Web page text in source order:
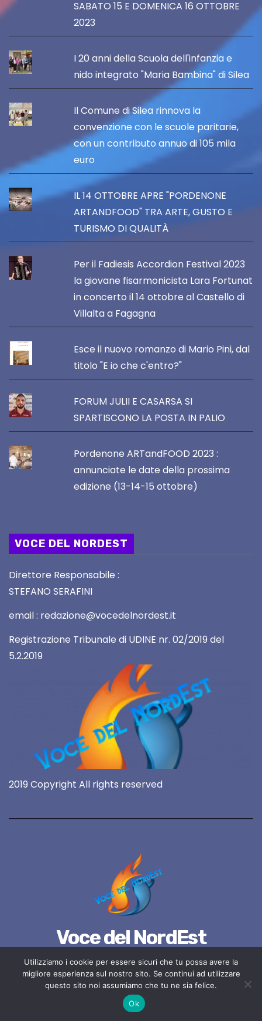
SABATO 15 E DOMENICA 16 OTTOBRE
2023
I 20 anni della Scuola dell'infanzia e
nido integrato "Maria Bambina" di Silea
Il Comune di Silea rinnova la
convenzione con le scuole paritarie,
con un contributo annuo di 105 mila
euro
IL 14 OTTOBRE APRE "PORDENONE
ARTANDFOOD" TRA ARTE, GUSTO E
TURISMO DI QUALITÀ
Per il Fadiesis Accordion Festival 2023
la giovane fisarmonicista Lara Fortunat
in concerto il 14 ottobre al Castello di
Villalta a Fagagna
Esce il nuovo romanzo di Mario Pini, dal
titolo "E io che c'entro?"
FORUM JULII E CASARSA SI
SPARTISCONO LA POSTA IN PALIO
Pordenone ARTandFOOD 2023 :
annunciate le date della prossima
edizione (13-14-15 ottobre)
VOCE DEL NORDEST
Direttore Responsabile :
STEFANO SERAFINI
email : redazione@vocedelnordest.it
Registrazione Tribunale di UDINE nr. 02/2019 del
5.2.2019
2019 Copyright All rights reserved
Voce del NordEst
online 24/7
Utilizziamo i cookie per essere sicuri che tu possa avere la
migliore esperienza sul nostro sito. Se continui ad utilizzare
questo sito noi assumiamo che tu ne sia felice.
Ok